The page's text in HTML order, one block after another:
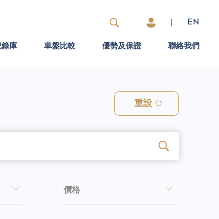
EN
錄庫 車盤比較 優勢及保證 聯絡我們
重設
價格